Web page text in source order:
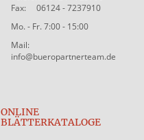
Fax: 06124 - 7237910
Mo. - Fr. 7:00 - 15:00
Mail:
info@bueropartnerteam.de
ONLINE
BLÄTTERKATALOGE